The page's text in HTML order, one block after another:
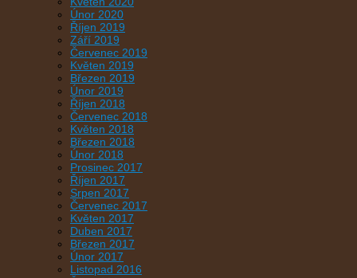
Únor 2020
Říjen 2019
Září 2019
Červenec 2019
Květen 2019
Březen 2019
Únor 2019
Říjen 2018
Červenec 2018
Květen 2018
Březen 2018
Únor 2018
Prosinec 2017
Říjen 2017
Srpen 2017
Červenec 2017
Květen 2017
Duben 2017
Březen 2017
Únor 2017
Listopad 2016